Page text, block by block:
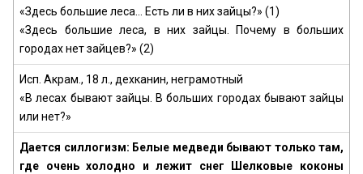
«Здесь большие леса... Есть ли в них зайцы?» (1)
«Здесь большие леса, в них зайцы. Почему в больших
городах нет зайцев?» (2)
Исп. Акрам., 18 л., дехканин, неграмотный
«В лесах бывают зайцы. В больших городах бывают зайцы
или нет?»
Дается силлогизм: Белые медведи бывают только там,
где очень холодно и лежит снег Шелковые коконы